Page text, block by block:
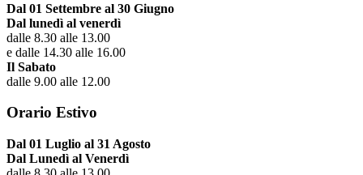
Dal 01 Settembre al 30 Giugno
Dal lunedì al venerdì
dalle 8.30 alle 13.00
e dalle 14.30 alle 16.00
Il Sabato
dalle 9.00 alle 12.00
Orario Estivo
Dal 01 Luglio al 31 Agosto
Dal Lunedì al Venerdì